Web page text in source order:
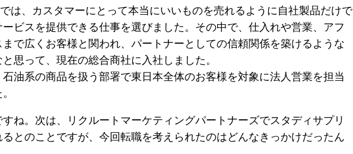
は、カスタマーにとって本当にいいものを売れるように自社製品だけで
ビスを提供できる仕事を選びました。その中で、仕入れや営業、アフ
まで広くお客様と関われ、パートナーとしての信頼関係を築けるような
思って、現在の総合商社に入社しました。
石油系の商品を扱う部署で東日本全体のお客様を対象に法人営業を担当
ね。次は、リクルートマーケティングパートナーズでスタディサプリ
とのことですが、今回転職を考えられたのはどんなきっかけだったん